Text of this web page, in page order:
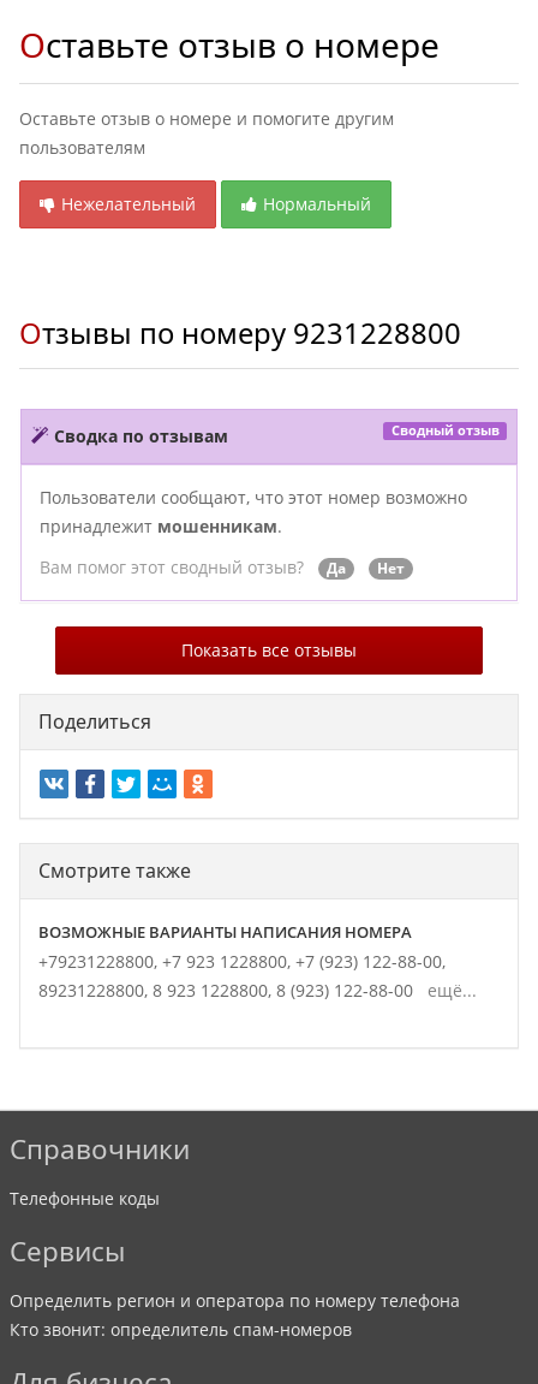
Оставьте отзыв о номере
Оставьте отзыв о номере и помогите другим
пользователям
Нежелательный Нормальный
Отзывы по номеру 9231228800
Сводка по отзывам Сводный отзыв
Пользователи сообщают, что этот номер возможно
принадлежит мошенникам.
Вам помог этот сводный отзыв?
Да Нет
Показать все отзывы
Поделиться
Смотрите также
ВОЗМОЖНЫЕ ВАРИАНТЫ НАПИСАНИЯ НОМЕРА
+79231228800, +7 923 1228800, +7 (923) 122-88-00,
89231228800, 8 923 1228800, 8 (923) 122-88-00 ещё...
Справочники
Телефонные коды
Сервисы
Определить регион и оператора по номеру телефона
Кто звонит: определитель спам-номеров